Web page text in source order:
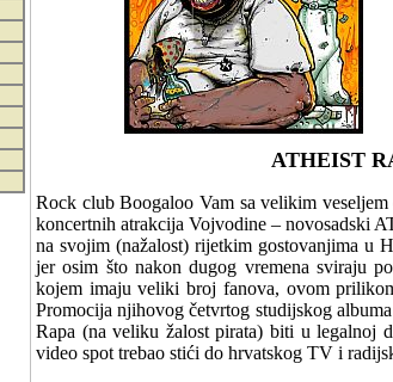
ATHEIST
Rock club Boogaloo Vam sa velikim
koncertnih atrakcija Vojvodine – novosadski
na svojim (nažalost) rijetkim gostovanjima u
jer osim što nakon dugog vremena sviraju
kojem imaju veliki broj fanova, ovom
Promocija njihovog četvrtog studijskog
Rapa (na veliku žalost pirata) biti u legalnoj
video spot trebao stići do hrvatskog TV i